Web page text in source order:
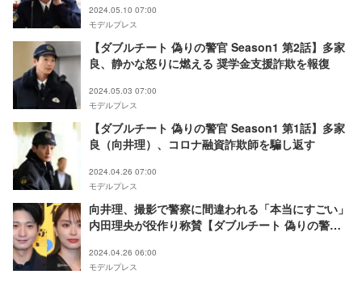
2024.05.10 07:00
モデルプレス
【ダブルチート 偽りの警官 Season1 第2話】多家
良、静かな怒りに燃える 奨学金支援詐欺を報復
2024.05.03 07:00
モデルプレス
【ダブルチート 偽りの警官 Season1 第1話】多家
良（向井理）、コロナ融資詐欺師を騙し返す
2024.04.26 07:00
モデルプレス
向井理、撮影で警察に間違われる「本当にすごい」
内田理央が役作り称賛【ダブルチート 偽りの警官
2024.04.26 06:00
モデルプレス